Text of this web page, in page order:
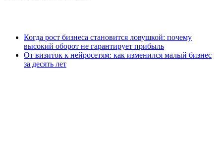
Когда рост бизнеса становится ловушкой: почему
высокий оборот не гарантирует прибыль
От визиток к нейросетям: как изменился малый бизнес
за десять лет